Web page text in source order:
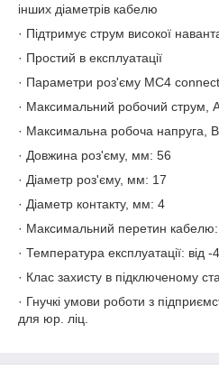
інших діаметрів кабелю
· Підтримує струм високої
· Простий в експлуатації
· Параметри роз'єму MC4
· Максимальний робочий струм,
· Максимальна робоча напруга,
· Довжина роз'єму, мм: 56
· Діаметр роз'єму, мм: 17
· Діаметр контакту, мм: 4
· Максимальний перетин
· Температура експлуатації: від
· Клас захисту в підключеному
· Гнучкі умови роботи з
для юр. ліц.